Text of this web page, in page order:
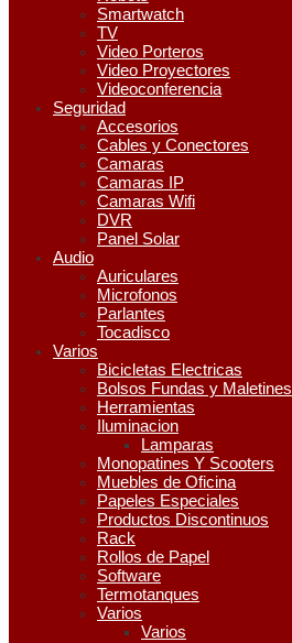
Smartwatch
TV
Video Porteros
Video Proyectores
Videoconferencia
Seguridad
Accesorios
Cables y Conectores
Camaras
Camaras IP
Camaras Wifi
DVR
Panel Solar
Audio
Auriculares
Microfonos
Parlantes
Tocadisco
Varios
Bicicletas Electricas
Bolsos Fundas y Maletines
Herramientas
Iluminacion
Lamparas
Monopatines Y Scooters
Muebles de Oficina
Papeles Especiales
Productos Discontinuos
Rack
Rollos de Papel
Software
Termotanques
Varios
Varios